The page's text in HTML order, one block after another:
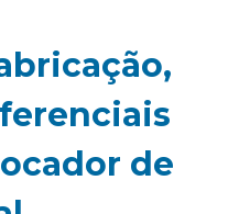
de